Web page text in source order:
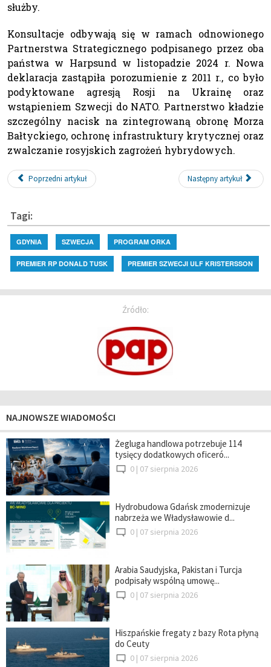
służby.
Konsultacje odbywają się w ramach odnowionego
Partnerstwa Strategicznego podpisanego przez oba
państwa w Harpsund w listopadzie 2024 r. Nowa
deklaracja zastąpiła porozumienie z 2011 r., co było
podyktowane agresją Rosji na Ukrainę oraz
wstąpieniem Szwecji do NATO. Partnerstwo kładzie
szczególny nacisk na zintegrowaną obronę Morza
Bałtyckiego, ochronę infrastruktury krytycznej oraz
zwalczanie rosyjskich zagrożeń hybrydowych.
Poprzedni artykuł Następny artykuł
Tagi:
GDYNIA SZWECJA PROGRAM ORKA
PREMIER RP DONALD TUSK PREMIER SZWECJI ULF KRISTERSSON
Źródło:
NAJNOWSZE WIADOMOŚCI
Żegluga handlowa potrzebuje 114
tysięcy dodatkowych oficeró...
0 | 07 sierpnia 2026
Hydrobudowa Gdańsk zmodernizuje
nabrzeża we Władysławowie d...
0 | 07 sierpnia 2026
Arabia Saudyjska, Pakistan i Turcja
podpisały wspólną umowę...
0 | 07 sierpnia 2026
Hiszpańskie fregaty z bazy Rota płyną
do Ceuty
0 | 07 sierpnia 2026